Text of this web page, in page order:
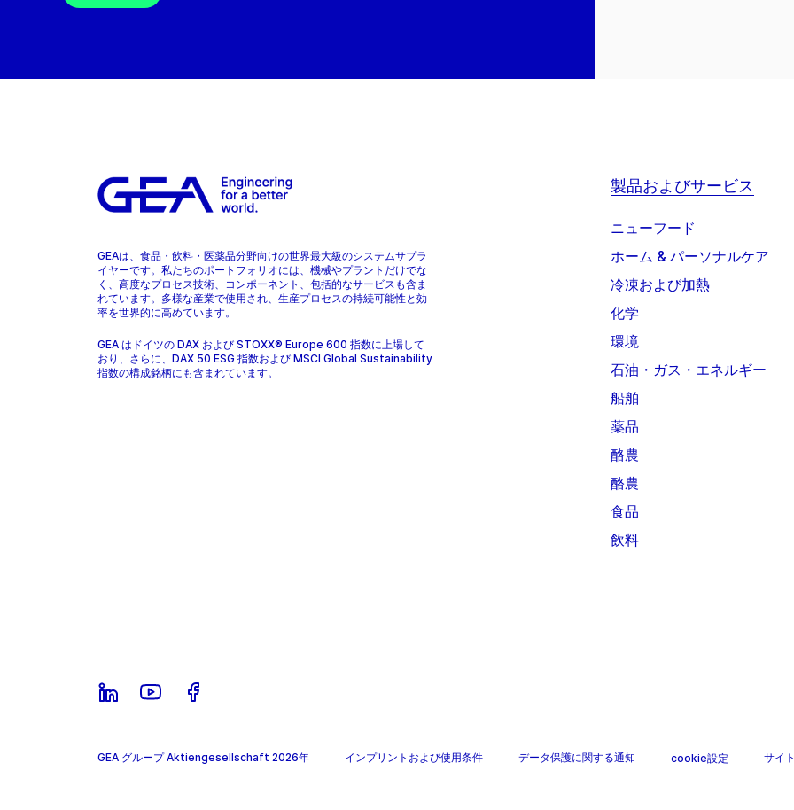
GEAは、食品・飲料・医薬品分野向けの世界最大級のシステムサプラ
イヤーです。私たちのポートフォリオには、機械やプラントだけでな
く、高度なプロセス技術、コンポーネント、包括的なサービスも含ま
れています。多様な産業で使用され、生産プロセスの持続可能性と効
率を世界的に高めています。
GEA はドイツの DAX および STOXX® Europe 600 指数に上場して
おり、さらに、DAX 50 ESG 指数および MSCI Global Sustainability
指数の構成銘柄にも含まれています。
製品およびサービス
ニューフード
ホーム & パーソナルケア
冷凍および加熱
化学
環境
石油・ガス・エネルギー
船舶
薬品
酪農
酪農
食品
飲料
GEA グループ Aktiengesellschaft 2026年 インプリントおよび使用条件 データ保護に関する通知 cookie設定 サイ